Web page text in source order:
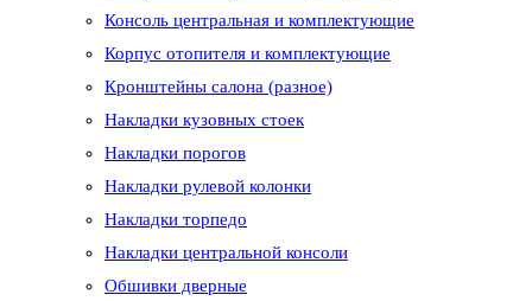
Консоль центральная и комплектующие
Корпус отопителя и комплектующие
Кронштейны салона (разное)
Накладки кузовных стоек
Накладки порогов
Накладки рулевой колонки
Накладки торпедо
Накладки центральной консоли
Обшивки дверные